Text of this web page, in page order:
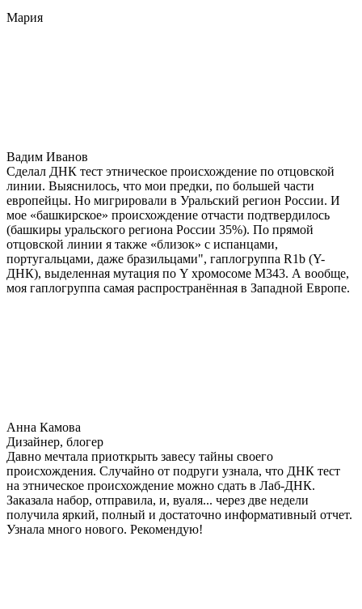
Мария
Вадим Иванов
Сделал ДНК тест этническое происхождение по отцовской
линии. Выяснилось, что мои предки, по большей части
европейцы. Но мигрировали в Уральский регион России. И
мое «башкирское» происхождение отчасти подтвердилось
(башкиры уральского региона России 35%). По прямой
отцовской линии я также «близок» с испанцами,
португальцами, даже бразильцами", гаплогруппа R1b (Y-
ДНК), выделенная мутация по Y хромосоме М343. А вообще,
моя гаплогруппа самая распространённая в Западной Европе.
Анна Камова
Дизайнер, блогер
Давно мечтала приоткрыть завесу тайны своего
происхождения. Случайно от подруги узнала, что ДНК тест
на этническое происхождение можно сдать в Лаб-ДНК.
Заказала набор, отправила, и, вуаля... через две недели
получила яркий, полный и достаточно информативный отчет.
Узнала много нового. Рекомендую!